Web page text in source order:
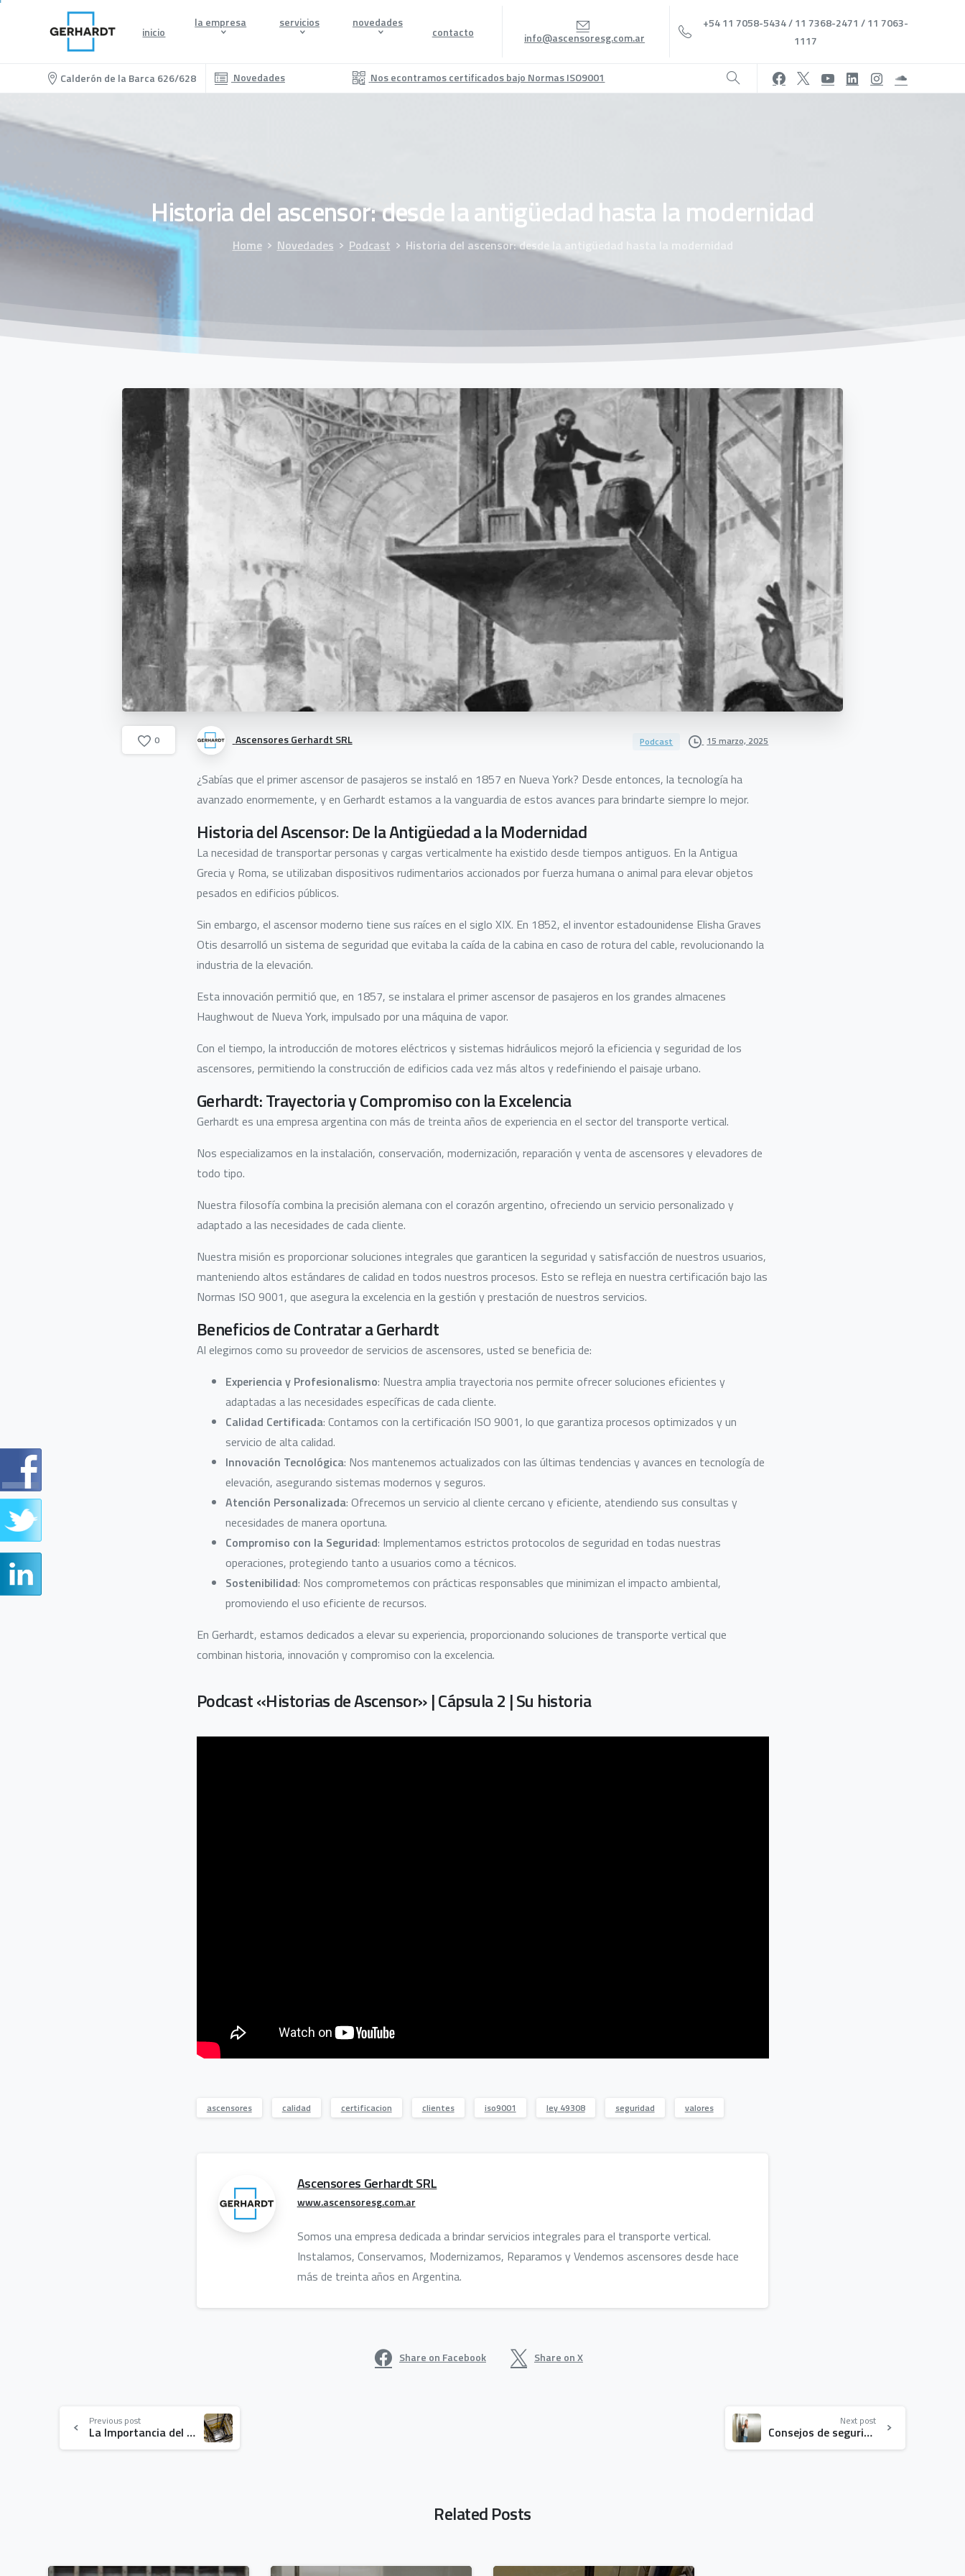
inicio
la empresa servicios novedades
contacto info@ascensoresg.com.ar
+54 11 7058-5434 / 11 7368-2471 / 11 7063-
1117
Calderón de la Barca 626/628 Novedades Nos econtramos certificados bajo Normas ISO9001
Historiadel ascensor:desdelaantigüedadhasta lamodernidad
Home Novedades Podcast Historia del ascensor: desde la antigüedad hasta la modernidad
0 Ascensores Gerhardt SRL Podcast 15 marzo, 2025
¿Sabías que el primer ascensor de pasajeros se instaló en 1857 en Nueva York? Desde entonces, la tecnología ha
avanzado enormemente, y en Gerhardt estamos a la vanguardia de estos avances para brindarte siempre lo mejor.
Historia del Ascensor: De la Antigüedad a la Modernidad
La necesidad de transportar personas y cargas verticalmente ha existido desde tiempos antiguos. En la Antigua
Grecia y Roma, se utilizaban dispositivos rudimentarios accionados por fuerza humana o animal para elevar objetos
pesados en edificios públicos.
Sin embargo, el ascensor moderno tiene sus raíces en el siglo XIX. En 1852, el inventor estadounidense Elisha Graves
Otis desarrolló un sistema de seguridad que evitaba la caída de la cabina en caso de rotura del cable, revolucionando la
industria de la elevación.
Esta innovación permitió que, en 1857, se instalara el primer ascensor de pasajeros en los grandes almacenes
Haughwout de Nueva York, impulsado por una máquina de vapor.
Con el tiempo, la introducción de motores eléctricos y sistemas hidráulicos mejoró la eficiencia y seguridad de los
ascensores, permitiendo la construcción de edificios cada vez más altos y redefiniendo el paisaje urbano.
Gerhardt: Trayectoria y Compromiso con la Excelencia
Gerhardt es una empresa argentina con más de treinta años de experiencia en el sector del transporte vertical.
Nos especializamos en la instalación, conservación, modernización, reparación y venta de ascensores y elevadores de
todo tipo.
Nuestra filosofía combina la precisión alemana con el corazón argentino, ofreciendo un servicio personalizado y
adaptado a las necesidades de cada cliente.
Nuestra misión es proporcionar soluciones integrales que garanticen la seguridad y satisfacción de nuestros usuarios,
manteniendo altos estándares de calidad en todos nuestros procesos. Esto se refleja en nuestra certificación bajo las
Normas ISO 9001, que asegura la excelencia en la gestión y prestación de nuestros servicios.
Beneficios de Contratar a Gerhardt
Al elegirnos como su proveedor de servicios de ascensores, usted se beneficia de:
Experiencia y Profesionalismo: Nuestra amplia trayectoria nos permite ofrecer soluciones eficientes y
adaptadas a las necesidades específicas de cada cliente.
Calidad Certificada: Contamos con la certificación ISO 9001, lo que garantiza procesos optimizados y un
servicio de alta calidad.
Innovación Tecnológica: Nos mantenemos actualizados con las últimas tendencias y avances en tecnología de
elevación, asegurando sistemas modernos y seguros.
Atención Personalizada: Ofrecemos un servicio al cliente cercano y eficiente, atendiendo sus consultas y
necesidades de manera oportuna.
Compromiso con la Seguridad: Implementamos estrictos protocolos de seguridad en todas nuestras
operaciones, protegiendo tanto a usuarios como a técnicos.
Sostenibilidad: Nos comprometemos con prácticas responsables que minimizan el impacto ambiental,
promoviendo el uso eficiente de recursos.
En Gerhardt, estamos dedicados a elevar su experiencia, proporcionando soluciones de transporte vertical que
combinan historia, innovación y compromiso con la excelencia.
Podcast «Historias de Ascensor» | Cápsula 2 | Su historia
ascensores calidad certificacion clientes iso9001 ley 49308 seguridad valores
Ascensores Gerhardt SRL
www.ascensoresg.com.ar
Somos una empresa dedicada a brindar servicios integrales para el transporte vertical.
Instalamos, Conservamos, Modernizamos, Reparamos y Vendemos ascensores desde hace
más de treinta años en Argentina.
Share on Facebook Share on X
Continue
Reading
Previous post
La Importancia del Sistema de Paracaídas en los Ascensores y su Mantenimiento Preventivo
Next post
Consejos de seguridad en ascensores
Related Posts